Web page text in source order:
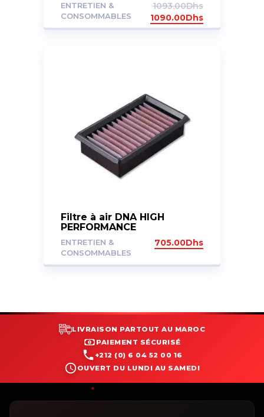
ENTRETIEN &
CONSOMMABLES
1093.00Dhs
1090.00Dhs
Filtre à air DNA HIGH
PERFORMANCE
ENTRETIEN &
CONSOMMABLES
705.00Dhs
LIVRAISON PARTOUT AU MAROC
PAIEMENT SÉCURISÉ
+212 (0) 6 04 52 00 16
OUVERT DU LUNDI AU SAMEDI